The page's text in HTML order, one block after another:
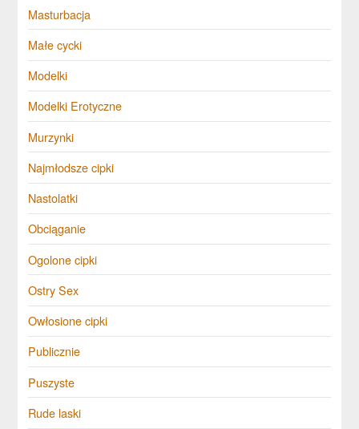
Masturbacja
Małe cycki
Modelki
Modelki Erotyczne
Murzynki
Najmłodsze cipki
Nastolatki
Obciąganie
Ogolone cipki
Ostry Sex
Owłosione cipki
Publicznie
Puszyste
Rude laski